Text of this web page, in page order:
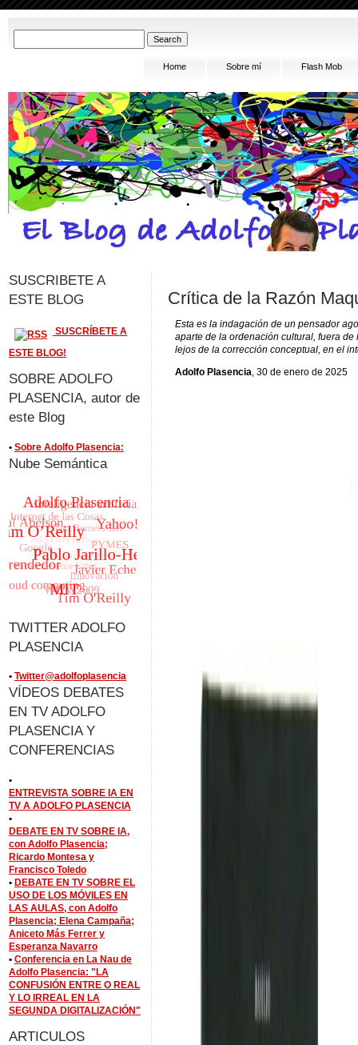
Home Sobre mí Flash Mob
Crítica de la Razón
Esta es la indagación de un pensador
aparte de la ordenación cultural, fuera
lejos de la corrección conceptual, en el
Adolfo Plasencia, 30 de enero de 2025
SUSCRIBETE A
ESTE BLOG
SUSCRÍBETE A
ESTE BLOG!
SOBRE ADOLFO
PLASENCIA, autor de
este Blog
• Sobre Adolfo Plasencia:
Nube Semántica
TWITTER ADOLFO
PLASENCIA
• Twitter@adolfoplasencia
VÍDEOS DEBATES
EN TV ADOLFO
PLASENCIA Y
CONFERENCIAS
•
ENTREVISTA SOBRE IA EN
TV A ADOLFO PLASENCIA
•
DEBATE EN TV SOBRE IA,
con Adolfo Plasencia;
Ricardo Montesa y
Francisco Toledo
• DEBATE EN TV SOBRE EL
USO DE LOS MÓVILES EN
LAS AULAS, con Adolfo
Plasencia; Elena Campaña;
Aniceto Más Ferrer y
Esperanza Navarro
• Conferencia en La Nau de
Adolfo Plasencia: "LA
CONFUSIÓN ENTRE O REAL
Y LO IRREAL EN LA
SEGUNDA DIGITALIZACIÓN"
ARTICULOS